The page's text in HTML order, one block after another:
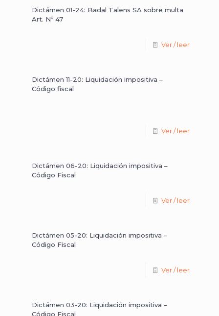
Dictámen 01-24: Badal Talens SA sobre multa
Art. Nº 47
Ver / leer
Dictámen 11-20: Liquidación impositiva –
Código fiscal
Ver / leer
Dictámen 06-20: Liquidación impositiva –
Código Fiscal
Ver / leer
Dictámen 05-20: Liquidación impositiva –
Código Fiscal
Ver / leer
Dictámen 03-20: Liquidación impositiva –
Código Fiscal